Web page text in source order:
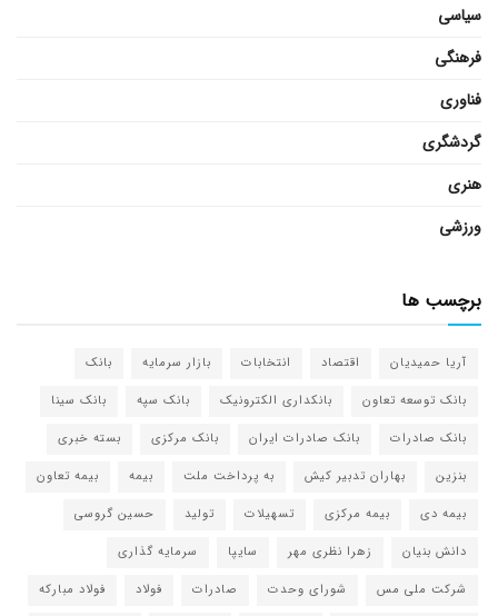
سیاسی
فرهنگی
فناوری
گردشگری
هنری
ورزشی
برچسب ها
آریا حمیدیان اقتصاد انتخابات بازار سرمایه
بانک
بانک توسعه تعاون
بانکداری الکترونیک بانک سپه
بانک سینا
بانک صادرات
بانک صادرات ایران بانک مرکزی
بسته خبری
بنزین
بهاران تدبیر کیش به پرداخت ملت بیمه
بیمه تعاون
بیمه دی
بیمه مرکزی تسهیلات تولید
حسین گروسی
دانش بنیان
زهرا نظری مهر سایپا
سرمایه گذاری
شرکت ملی مس
شورای وحدت صادرات فولاد
فولاد مبارکه